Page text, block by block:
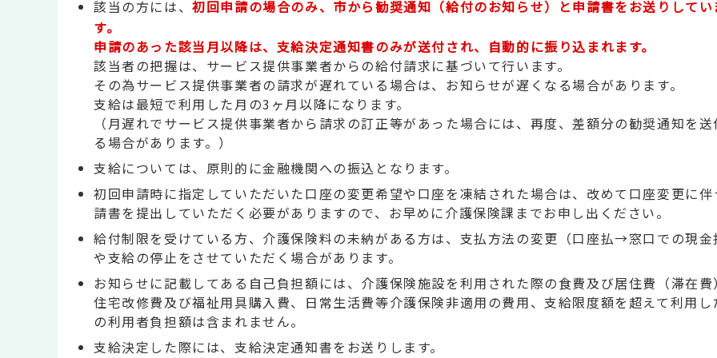
該当の方には、初回申請の場合のみ、市から勧奨通知（給付のお知らせ）と申請書をお送りしてい
す。
申請のあった該当月以降は、支給決定通知書のみが送付され、自動的に振り込まれます。
該当者の把握は、サービス提供事業者からの給付請求に基づいて行います。
その為サービス提供事業者の請求が遅れている場合は、お知らせが遅くなる場合があります。
支給は最短で利用した月の3ヶ月以降になります。
（月遅れでサービス提供事業者から請求の訂正等があった場合には、再度、差額分の勧奨通知を送
る場合があります。）
支給については、原則的に金融機関への振込となります。
初回申請時に指定していただいた口座の変更希望や口座を凍結された場合は、改めて口座変更に伴
請書を提出していただく必要がありますので、お早めに介護保険課までお申し出ください。
給付制限を受けている方、介護保険料の未納がある方は、支払方法の変更（口座払→窓口での現金
や支給の停止をさせていただく場合があります。
お知らせに記載してある自己負担額には、介護保険施設を利用された際の食費及び居住費（滞在費
住宅改修費及び福祉用具購入費、日常生活費等介護保険非適用の費用、支給限度額を超えて利用し
の利用者負担額は含まれません。
支給決定した際には、支給決定通知書をお送りします。